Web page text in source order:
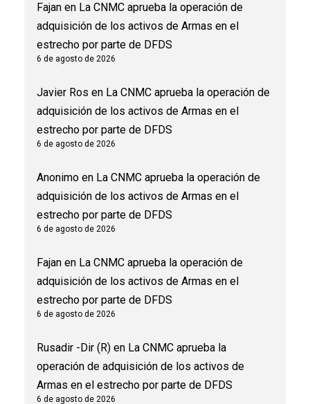
Fajan en La CNMC aprueba la operación de
adquisición de los activos de Armas en el
estrecho por parte de DFDS
6 de agosto de 2026
Javier Ros en La CNMC aprueba la operación de
adquisición de los activos de Armas en el
estrecho por parte de DFDS
6 de agosto de 2026
Anonimo en La CNMC aprueba la operación de
adquisición de los activos de Armas en el
estrecho por parte de DFDS
6 de agosto de 2026
Fajan en La CNMC aprueba la operación de
adquisición de los activos de Armas en el
estrecho por parte de DFDS
6 de agosto de 2026
Rusadir -Dir (R) en La CNMC aprueba la
operación de adquisición de los activos de
Armas en el estrecho por parte de DFDS
6 de agosto de 2026